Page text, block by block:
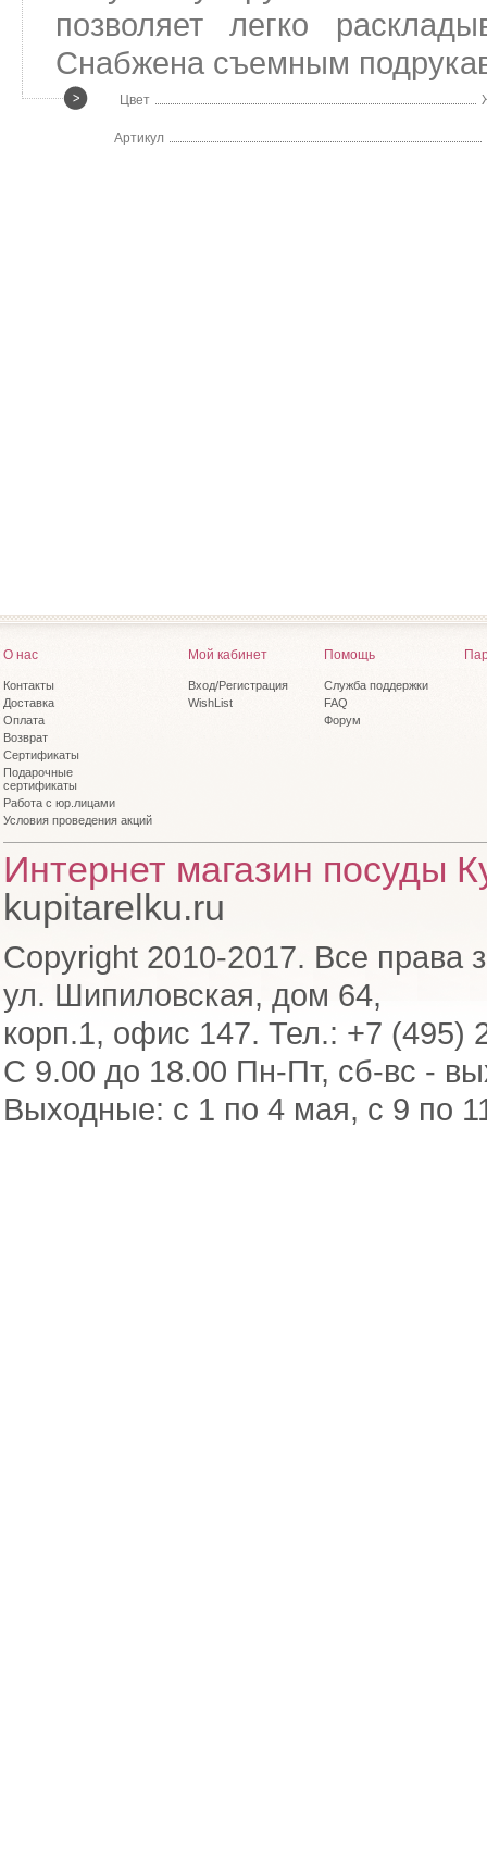
позволяет легко
Снабжена съемным
Цвет
Артикул
О нас
Контакты
Доставка
Оплата
Возврат
Сертификаты
Подарочные
сертификаты
Работа с юр.лицами
Условия проведения акций
Мой кабинет
Вход/Регистрация
WishList
Помощь
Служба поддержки
FAQ
Форум
Интернет магазин посуды
kupitarelku.ru
Copyright 2010-2017. Все права
ул. Шипиловская, дом 64,
корп.1, офис 147. Тел.: +7 (495)
С 9.00 до 18.00 Пн-Пт, сб-вс -
Выходные: с 1 по 4 мая, с 9 по